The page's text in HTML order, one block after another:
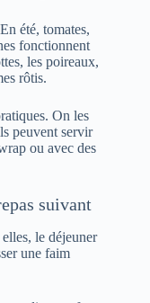
été, tomates,
fonctionnent
les poireaux,
rôtis.
On les
peuvent servir
ou avec des
suivant
le déjeuner
une faim